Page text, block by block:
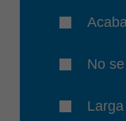
No
Larga